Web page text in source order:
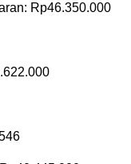
Rp46.350.000